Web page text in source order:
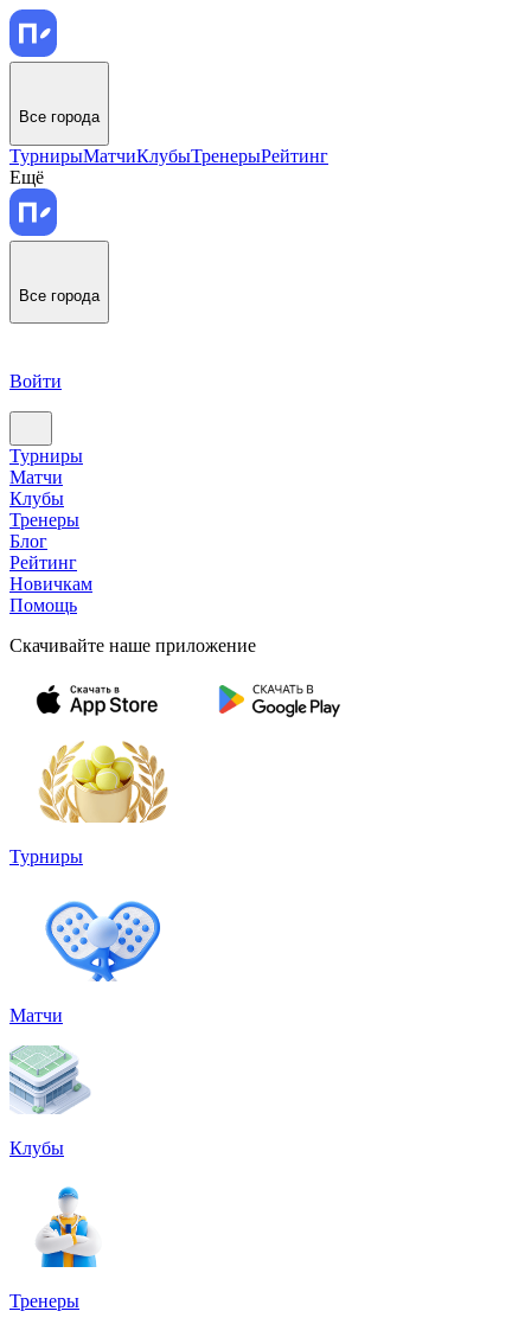
Все города
ТурнирыМатчиКлубыТренерыРейтинг
Ещё
Все города
Войти
Турниры
Матчи
Клубы
Тренеры
Блог
Рейтинг
Новичкам
Помощь
Скачивайте наше приложение
Турниры
Матчи
Клубы
Тренеры